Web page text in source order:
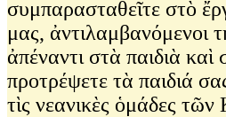
συμπαρασταθεῖτε στὸ
μας, ἀντιλαμβανόμενοι
ἀπέναντι στὰ παιδιὰ καὶ
προτρέψετε τὰ παιδιά
τὶς νεανικὲς ὁμάδες